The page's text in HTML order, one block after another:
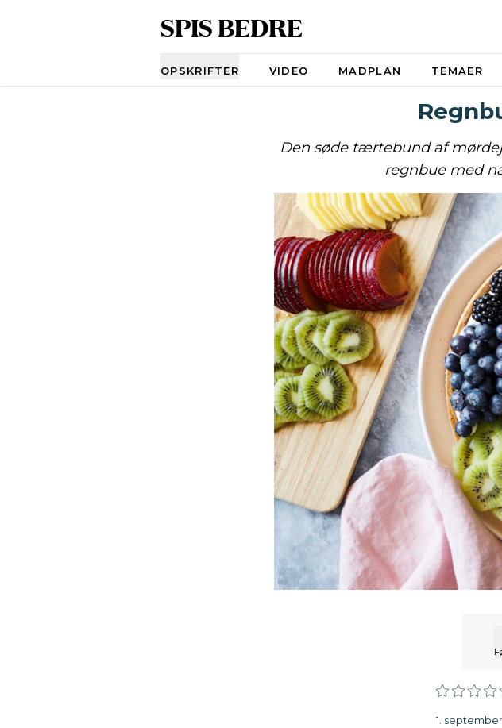
SPIS BEDRE
OPSKRIFTER VIDEO MADPLAN TEMAER
Den søde tærtebund af
regnbue med
1.